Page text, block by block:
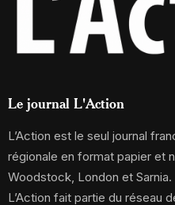
Le journal L'Action
L’Action est le seul journal
régionale en format papier et
Woodstock, London et Sarnia.
L’Action fait partie du réseau